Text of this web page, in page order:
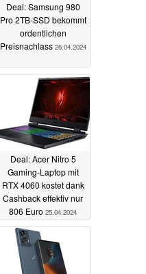
Deal: Samsung 980
Pro 2TB-SSD bekommt
ordentlichen
Preisnachlass 26.04.2024
Deal: Acer Nitro 5
Gaming-Laptop mit
RTX 4060 kostet dank
Cashback effektiv nur
806 Euro 25.04.2024